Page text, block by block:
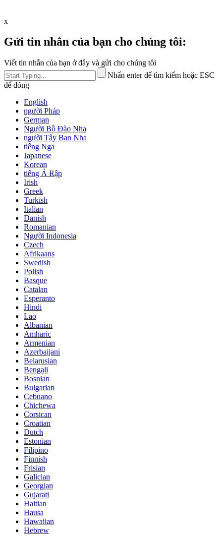
x
Gửi tin nhắn của bạn cho chúng tôi:
Viết tin nhắn của bạn ở đây và gửi cho chúng tôi
Nhấn enter để tìm kiếm hoặc ESC
để đóng
English
người Pháp
German
Người Bồ Đào Nha
người Tây Ban Nha
tiếng Nga
Japanese
Korean
tiếng Ả Rập
Irish
Greek
Turkish
Italian
Danish
Romanian
Người Indonesia
Czech
Afrikaans
Swedish
Polish
Basque
Catalan
Esperanto
Hindi
Lao
Albanian
Amharic
Armenian
Azerbaijani
Belarusian
Bengali
Bosnian
Bulgarian
Cebuano
Chichewa
Corsican
Croatian
Dutch
Estonian
Filipino
Finnish
Frisian
Galician
Georgian
Gujarati
Haitian
Hausa
Hawaiian
Hebrew